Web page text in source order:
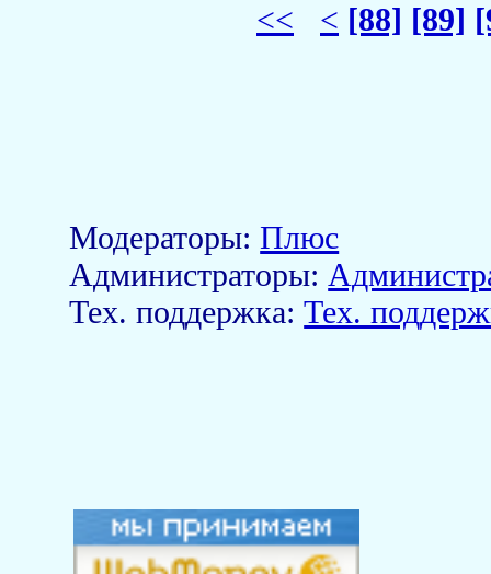
<< < [88] [89]
Модераторы:Плюс
Aдминистраторы:
Тех. поддержка:Тех.